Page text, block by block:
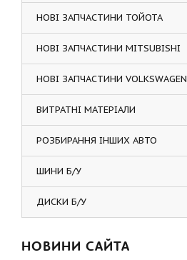
НОВІ ЗАПЧАСТИНИ ТОЙОТА
НОВІ ЗАПЧАСТИНИ MITSUBISHI
НОВІ ЗАПЧАСТИНИ VOLKSWAGEN
ВИТРАТНІ МАТЕРІАЛИ
РОЗБИРАННЯ ІНШИХ АВТО
ШИНИ Б/У
ДИСКИ Б/У
НОВИНИ САЙТА